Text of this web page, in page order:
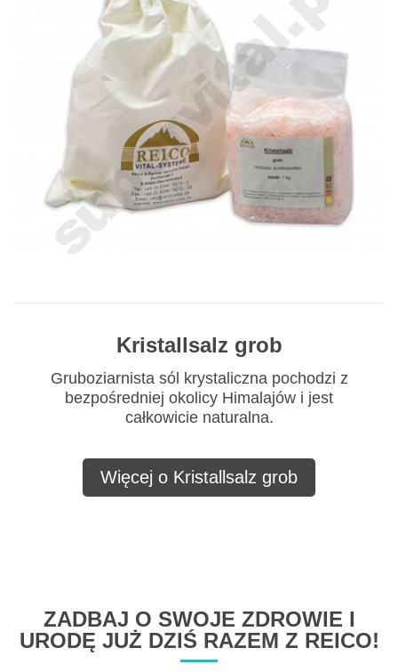
Kristallsalz grob
Gruboziarnista sól krystaliczna pochodzi z
bezpośredniej okolicy Himalajów i jest
całkowicie naturalna.
Więcej o Kristallsalz grob
ZADBAJ O SWOJE ZDROWIE I
URODĘ JUŻ DZIŚ RAZEM Z REICO!